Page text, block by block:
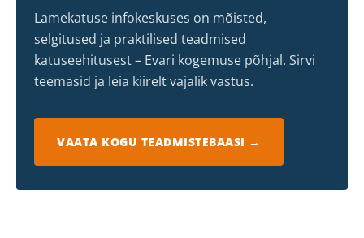
Lamekatuse infokeskuses on mõisted,
selgitused ja praktilised teadmised
katuseehitusest – Evari kogemuse põhjal. Sirvi
teemasid ja leia kiirelt vajalik vastus.
VAATA KOGU TEADMISTEBAASI →